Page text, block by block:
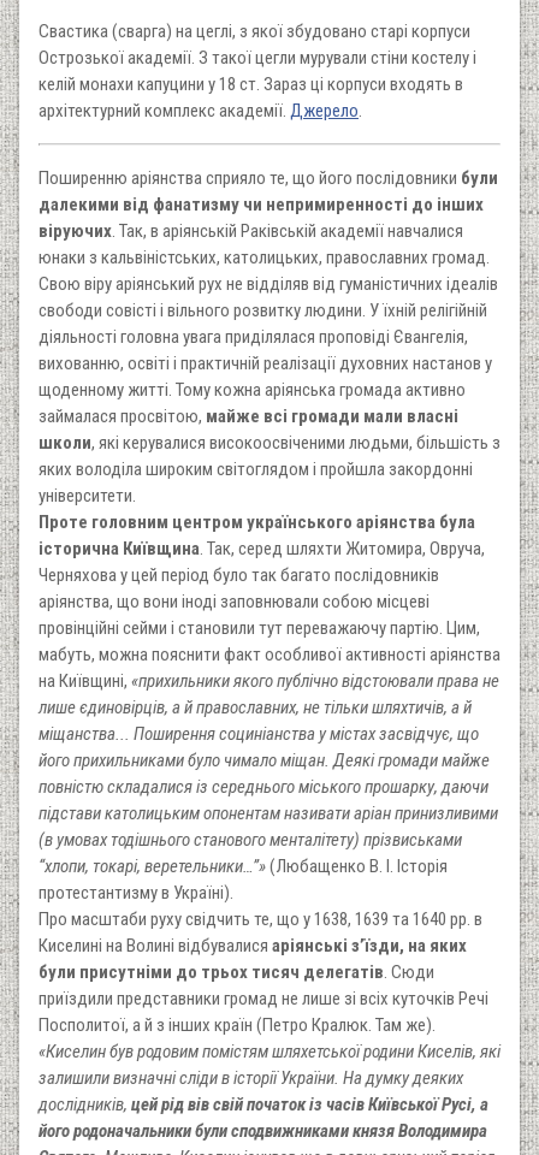
Свастика (сварга) на цеглі, з якої збудовано старі корпуси
Острозької академії. З такої цегли мурували стіни костелу і
келій монахи капуцини у 18 ст. Зараз ці корпуси входять в
архітектурний комплекс академії. Джерело.
Поширенню аріянства сприяло те, що його послідовники були
далекими від фанатизму чи непримиренності до інших
віруючих. Так, в аріянській Раківській академії навчалися
юнаки з кальвіністських, католицьких, православних громад.
Свою віру аріянський рух не відділяв від гуманістичних ідеалів
свободи совісті і вільного розвитку людини. У їхній релігійній
діяльності головна увага приділялася проповіді Євангелія,
вихованню, освіті і практичній реалізації духовних настанов у
щоденному житті. Тому кожна аріянська громада активно
займалася просвітою, майже всі громади мали власні
школи, які керувалися високоосвіченими людьми, більшість з
яких володіла широким світоглядом і пройшла закордонні
університети.
Проте головним центром українського аріянства була
історична Київщина. Так, серед шляхти Житомира, Овруча,
Черняхова у цей період було так багато послідовників
аріянства, що вони іноді заповнювали собою місцеві
провінційні сейми і становили тут переважаючу партію. Цим,
мабуть, можна пояснити факт особливої активності аріянства
на Київщині, «прихильники якого публічно відстоювали права не
лише єдиновірців, а й православних, не тільки шляхтичів, а й
міщанства... Поширення социніанства у містах засвідчує, що
його прихильниками було чимало міщан. Деякі громади майже
повністю складалися із середнього міського прошарку, даючи
підстави католицьким опонентам називати аріан принизливими
(в умовах тодішнього станового менталітету) прізвиськами
“хлопи, токарі, веретельники…”»(Любащенко В. І. Історія
протестантизму в Україні).
Про масштаби руху свідчить те, що у 1638, 1639 та 1640 рр. в
Киселині на Волині відбувалися аріянські з’їзди, на яких
були присутніми до трьох тисяч делегатів. Сюди
приїздили представники громад не лише зі всіх куточків Речі
Посполитої, а й з інших країн (Петро Кралюк. Там же).
«Киселин був родовим помістям шляхетської родини Киселів, які
залишили визначні сліди в історії України. На думку деяких
дослідників, цей рід вів свій початок із часів Київської Русі, а
його родоначальники були сподвижниками князя Володимира